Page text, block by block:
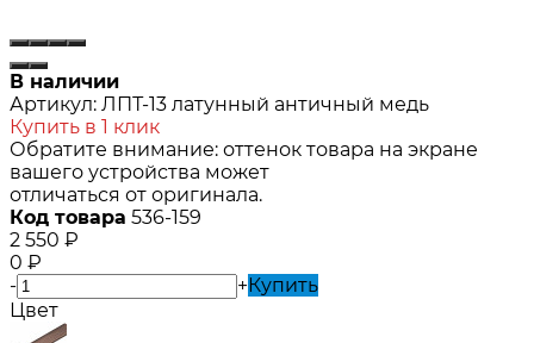
В наличии
Артикул: ЛПТ-13 латунный античный медь
Купить в 1 клик
Обратите внимание: оттенок товара на экране
вашего устройства может
отличаться от оригинала.
Код товара 536-159
2 550 ₽
0 ₽
-
+Купить
Цвет